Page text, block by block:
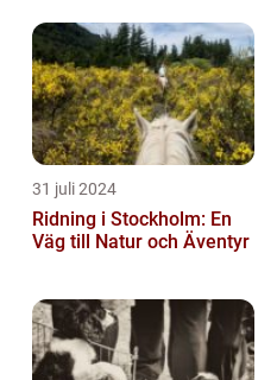
31 juli 2024
Ridning i Stockholm: En
Väg till Natur och Äventyr